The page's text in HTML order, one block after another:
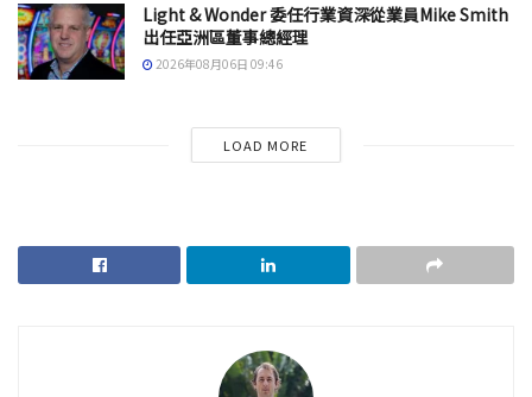
Light & Wonder 委任行業資深從業員Mike Smith
出任亞洲區董事總經理
2026年08月06日 09:46
LOAD MORE